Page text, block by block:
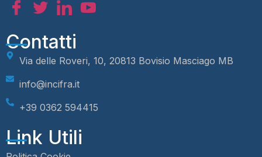
Contatti
Via delle Roveri, 10, 20813 Bovisio Masciago MB
info@incifra.it
+39 0362 594415
Link Utili